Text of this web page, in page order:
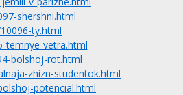
shershni.html
ty.html
temnye-vetra.html
bolshoj-rot.html
zhizn-studentok.html
potencial.html